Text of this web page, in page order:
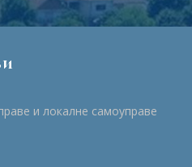
и локалне самоуправе